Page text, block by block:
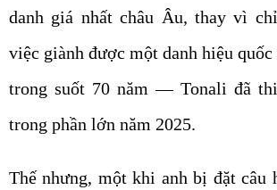
danh giá nhất châu Âu, thay vì
việc giành được một danh hiệu
trong suốt 70 năm — Tonali đã thi
trong phần lớn năm 2025.
Thế nhưng, một khi anh bị đặt câu